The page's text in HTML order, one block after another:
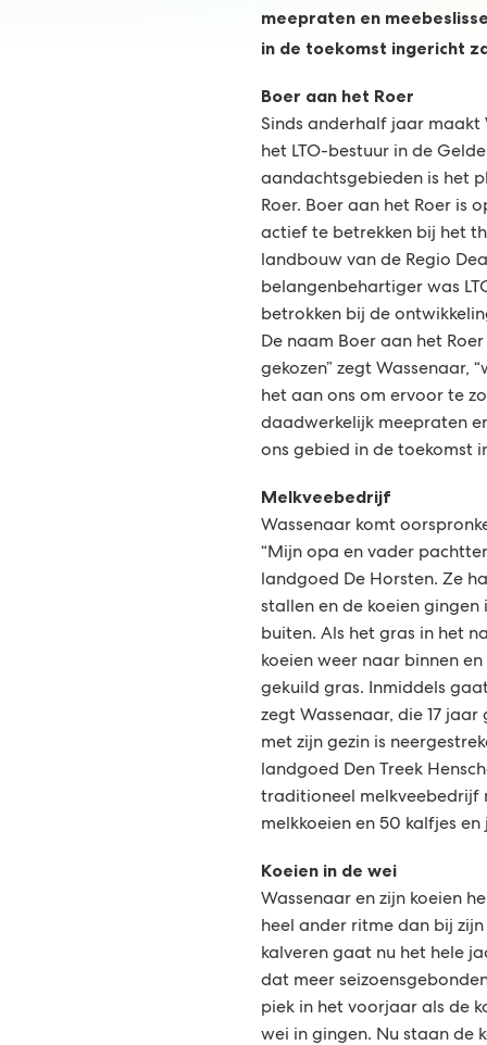
meepraten en
in de toekomst ingericht
Boer aan het Roer
Sinds anderhalf jaar maakt
het LTO-bestuur in de
aandachtsgebieden is het
Roer. Boer aan het Roer is
actief te betrekken bij het
landbouw van de Regio
belangenbehartiger was
betrokken bij de
De naam Boer aan het
gekozen” zegt Wassenaar,
het aan ons om ervoor te
daadwerkelijk meepraten
ons gebied in de toekomst
Melkveebedrijf
Wassenaar komt
“Mijn opa en vader
landgoed De Horsten. Ze
stallen en de koeien
buiten. Als het gras in het
koeien weer naar binnen
gekuild gras. Inmiddels
zegt Wassenaar, die 17
met zijn gezin is
landgoed Den Treek
traditioneel melkveebedrijf
melkkoeien en 50 kalfjes
Koeien in de wei
Wassenaar en zijn koeien
heel ander ritme dan bij
kalveren gaat nu het hele
dat meer
piek in het voorjaar als de
wei in gingen. Nu staan de